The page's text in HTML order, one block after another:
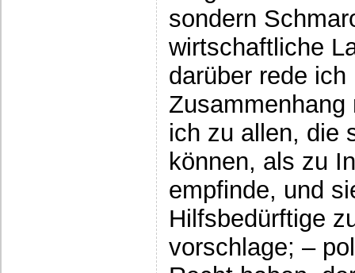
sondern
wirtschaftliche
darüber rede
ich zu allen, die
können, als zu
empfinde, und
Hilfsbedürftige
vorschlage; –